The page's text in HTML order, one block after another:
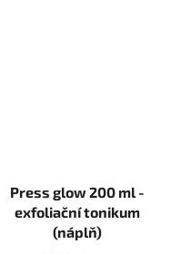
Press glow 200 ml -
exfoliační tonikum
(náplň)